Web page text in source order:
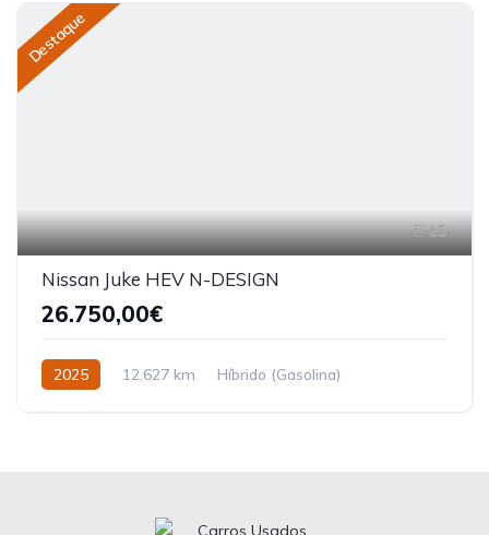
Destaque
15
Nissan Juke HEV N-DESIGN
26.750,00€
2025 12.627 km
Híbrido (Gasolina)